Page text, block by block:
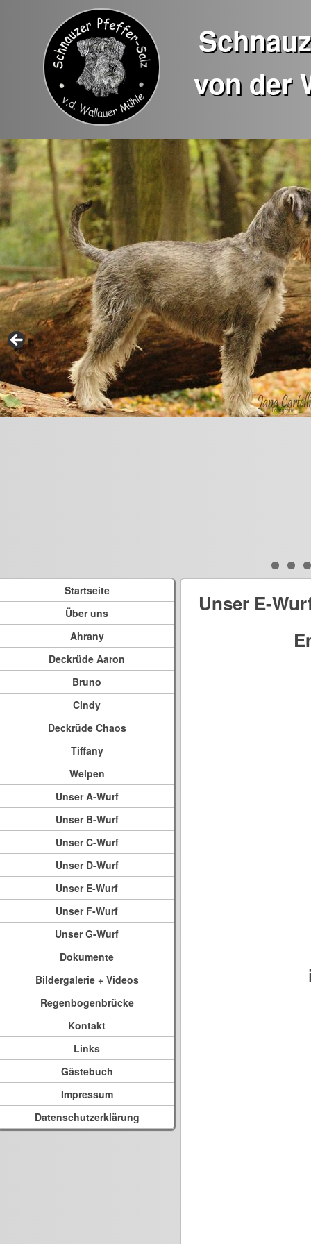
von der
Startseite
Über uns
Ahrany
Deckrüde Aaron
Bruno
Cindy
Deckrüde Chaos
Tiffany
Welpen
Unser A-Wurf
Unser B-Wurf
Unser C-Wurf
Unser D-Wurf
Unser E-Wurf
Unser F-Wurf
Unser G-Wurf
Dokumente
Bildergalerie + Videos
Regenbogenbrücke
Kontakt
Links
Gästebuch
Impressum
Datenschutzerklärung
Unser E-